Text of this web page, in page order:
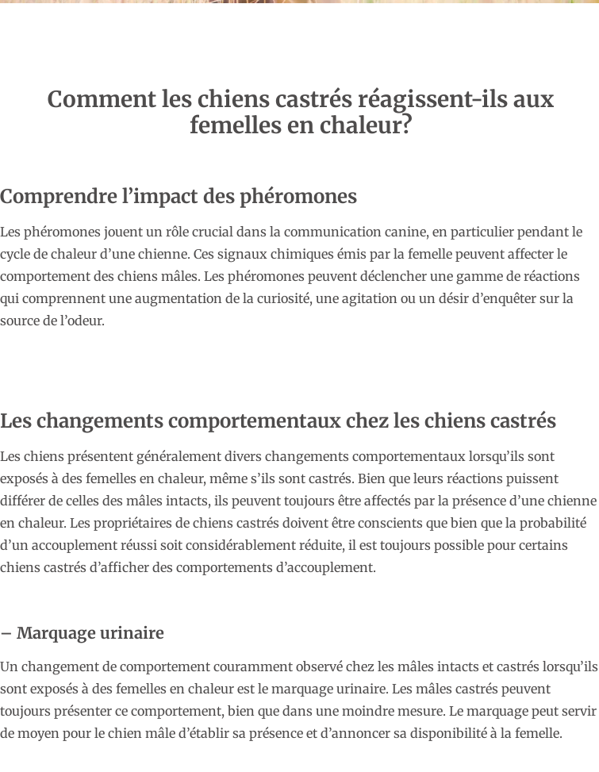
Comment les chiens castrés réagissent-ils aux
femelles en chaleur?
Comprendre l’impact des phéromones
Les phéromones jouent un rôle crucial dans la communication canine, en particulier pendant le
cycle de chaleur d’une chienne. Ces signaux chimiques émis par la femelle peuvent affecter le
comportement des chiens mâles. Les phéromones peuvent déclencher une gamme de réactions
qui comprennent une augmentation de la curiosité, une agitation ou un désir d’enquêter sur la
source de l’odeur.
Les changements comportementaux chez les chiens castrés
Les chiens présentent généralement divers changements comportementaux lorsqu’ils sont
exposés à des femelles en chaleur, même s’ils sont castrés. Bien que leurs réactions puissent
différer de celles des mâles intacts, ils peuvent toujours être affectés par la présence d’une chienne
en chaleur. Les propriétaires de chiens castrés doivent être conscients que bien que la probabilité
d’un accouplement réussi soit considérablement réduite, il est toujours possible pour certains
chiens castrés d’afficher des comportements d’accouplement.
– Marquage urinaire
Un changement de comportement couramment observé chez les mâles intacts et castrés lorsqu’ils
sont exposés à des femelles en chaleur est le marquage urinaire. Les mâles castrés peuvent
toujours présenter ce comportement, bien que dans une moindre mesure. Le marquage peut servir
de moyen pour le chien mâle d’établir sa présence et d’annoncer sa disponibilité à la femelle.